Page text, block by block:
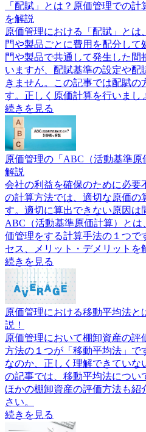
「配賦」とは？原価管理での
を解説
原価管理における「配賦」と
門や製品ごとに費用を配分し
門や製品で共通して発生した
いますが、配賦基準の設定や
きません。この記事では配賦の
す。正しく原価計算を行いまし
続きを見る
原価管理の「ABC（活動基準
解説
会社の利益を確保のために必要
の計算方法では、適切な原価の
す。適切に算出できない原因は
ABC（活動基準原価計算）と
価管理をする計算手法の１つで
セス、メリット・デメリットを
続きを見る
原価管理における移動平均法
説！
原価管理において棚卸資産の
方法の１つが「移動平均法」で
なのか、正しく理解できていな
の記事では、移動平均法につい
ほかの棚卸資産の評価方法も
さい。
続きを見る